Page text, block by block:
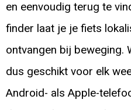
en eenvoudig terug te
finder laat je je fiets
ontvangen bij beweging.
dus geschikt voor elk
Android- als Apple-